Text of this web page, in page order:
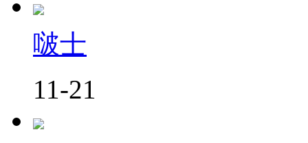
啵士
11-21